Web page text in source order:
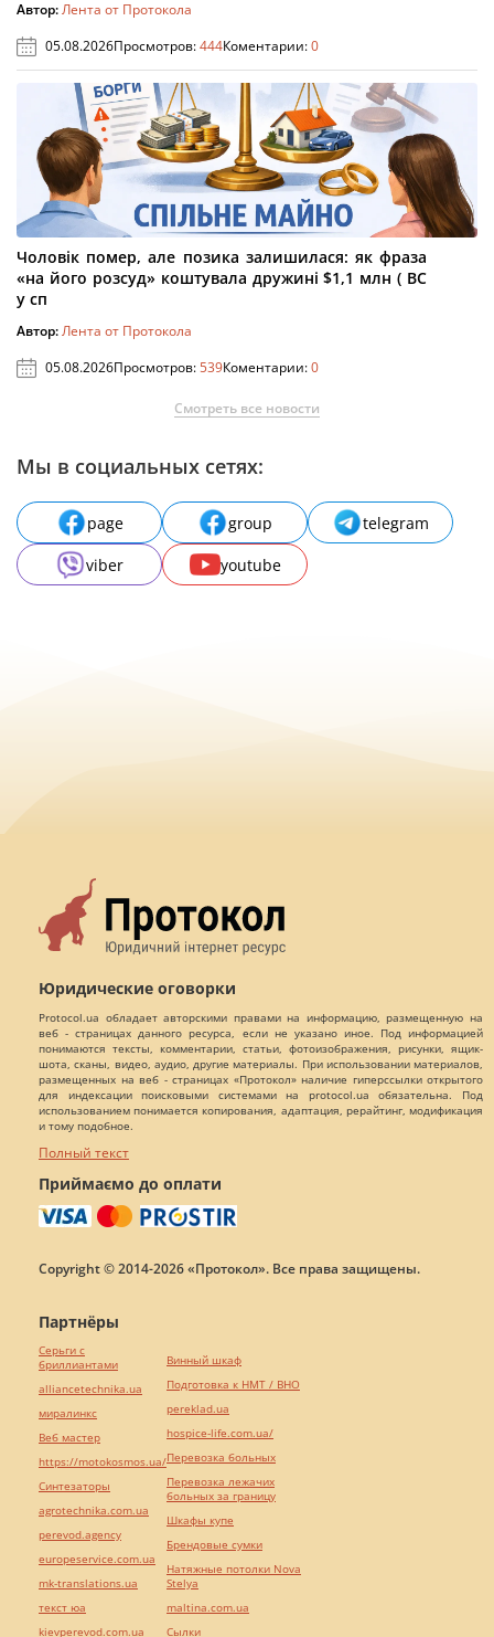
Автор:Лента от Протокола
05.08.2026Просмотров:444Коментарии:0
Чоловік помер, але позика залишилася: як фраза
«на його розсуд» коштувала дружині $1,1 млн ( ВС
у сп
Автор:Лента от Протокола
05.08.2026Просмотров:539Коментарии:0
Смотреть все новости
Мы в социальных сетях:
page group
telegram
viber
youtube
Юридические оговорки
Protocol.ua обладает авторскими правами на информацию, размещенную на
веб - страницах данного ресурса, если не указано иное. Под информацией
понимаются тексты, комментарии, статьи, фотоизображения, рисунки, ящик-
шота, сканы, видео, аудио, другие материалы. При использовании материалов,
размещенных на веб - страницах «Протокол» наличие гиперссылки открытого
для индексации поисковыми системами на protocol.ua обязательна. Под
использованием понимается копирования, адаптация, рерайтинг, модификация
и тому подобное.
Полный текст
Приймаємо до оплати
Copyright © 2014-2026 «Протокол». Все права защищены.
Партнёры
Серьги с
бриллиантами
alliancetechnika.ua
миралинкс
Веб мастер
https://motokosmos.ua/
Синтезаторы
agrotechnika.com.ua
perevod.agency
europeservice.com.ua
mk-translations.ua
текст юа
kievperevod.com.ua
Винный шкаф
Подготовка к НМТ / ВНО
pereklad.ua
hospice-life.com.ua/
Перевозка больных
Перевозка лежачих
больных за границу
Шкафы купе
Брендовые сумки
Натяжные потолки Nova
Stelya
maltina.com.ua
Cылки